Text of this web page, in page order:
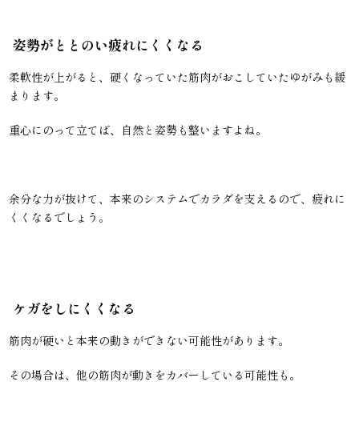
姿勢がととのい疲れにくくなる
柔軟性が上がると、硬くなっていた筋肉がおこしていたゆがみも緩
まります。
重心にのって立てば、自然と姿勢も整いますよね。
余分な力が抜けて、本来のシステムでカラダを支えるので、疲れに
くくなるでしょう。
ケガをしにくくなる
筋肉が硬いと本来の動きができない可能性があります。
その場合は、他の筋肉が動きをカバーしている可能性も。